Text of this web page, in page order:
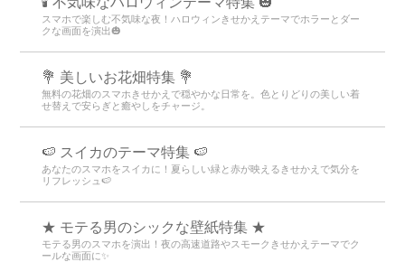
スマホで楽しむ不気味な夜！ハロウィンきせかえテーマでホラーとダー
クな画面を演出🎃
💐 美しいお花畑特集 💐
無料の花畑のスマホきせかえで穏やかな日常を。色とりどりの美しい着
せ替えで安らぎと癒やしをチャージ。
🍉 スイカのテーマ特集 🍉
あなたのスマホをスイカに！夏らしい緑と赤が映えるきせかえで気分を
リフレッシュ🍉
★ モテる男のシックな壁紙特集 ★
モテる男のスマホを演出！夜の高速道路やスモークきせかえテーマでク
ールな画面に✨